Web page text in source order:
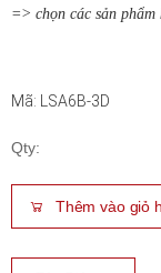
=> chọn các sản
Mã: LSA6B-3D
Qty:
Thêm vào giỏ